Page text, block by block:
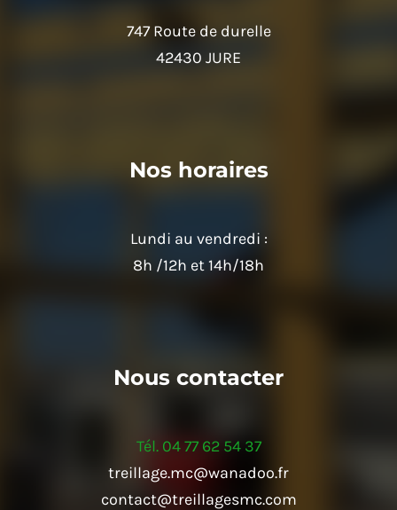
747 Route de durelle
42430 JURE
Nos horaires
Lundi au vendredi :
8h /12h et 14h/18h
Nous contacter
Tél. 04 77 62 54 37
treillage.mc@wanadoo.fr
contact@treillagesmc.com